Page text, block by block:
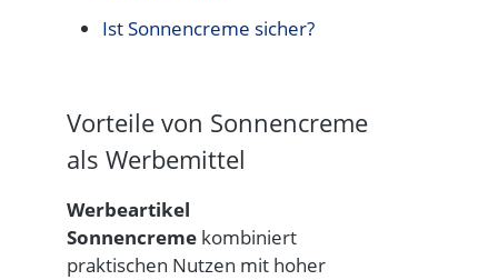
Ist Sonnencreme sicher?
Vorteile von Sonnencreme
als Werbemittel
Werbeartikel
Sonnencreme kombiniert
praktischen Nutzen mit hoher